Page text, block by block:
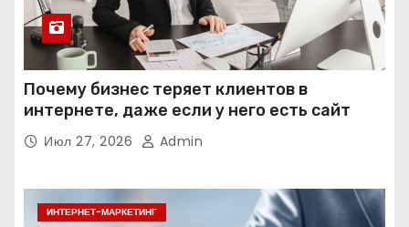
Почему бизнес теряет клиентов в
интернете, даже если у него есть сайт
Июл 27, 2026 Admin
ИНТЕРНЕТ-МАРКЕТИНГ